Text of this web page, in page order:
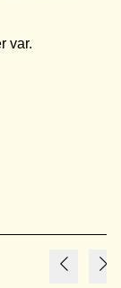
var.